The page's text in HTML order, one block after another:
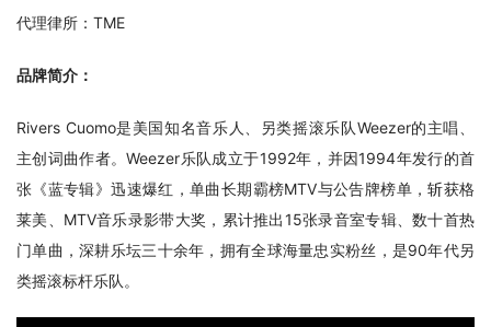
代理律所：TME
品牌简介：
Rivers Cuomo是美国知名音乐人、另类摇滚乐队Weezer的主唱、
主创词曲作者。Weezer乐队成立于1992年，并因1994年发行的首
张《蓝专辑》迅速爆红，单曲长期霸榜MTV与公告牌榜单，斩获格
莱美、MTV音乐录影带大奖，累计推出15张录音室专辑、数十首热
门单曲，深耕乐坛三十余年，拥有全球海量忠实粉丝，是90年代另
类摇滚标杆乐队。